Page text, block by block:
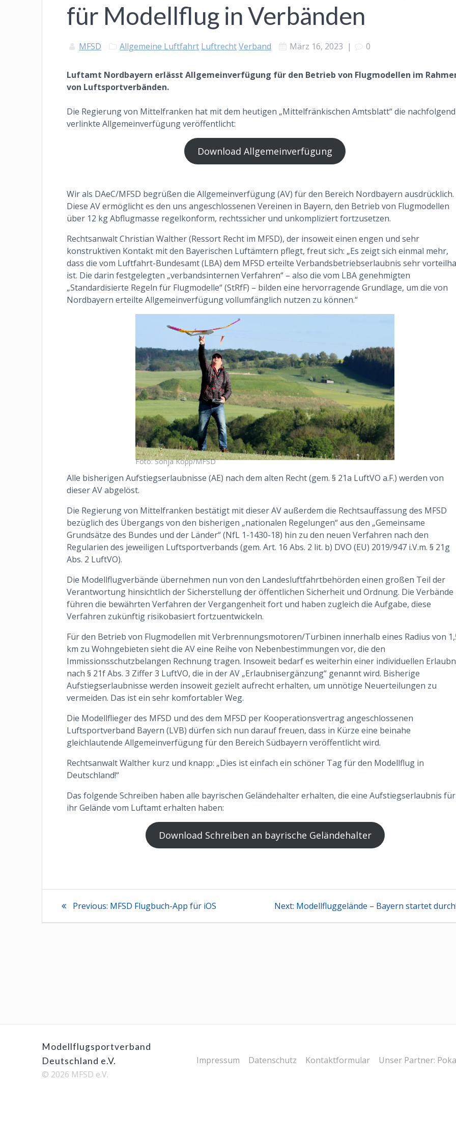
für Modellflug in Verbänden
MFSD Allgemeine Luftfahrt LuftrechtVerband März 16, 2023 | 0
Luftamt Nordbayern erlässt Allgemeinverfügung für den Betrieb von Flugmodellen im
von Luftsportverbänden.
Die Regierung von Mittelfranken hat mit dem heutigen „Mittelfränkischen Amtsblatt“ die nachfolgend
verlinkte Allgemeinverfügung veröffentlicht:
Download Allgemeinverfügung
Wir als DAeC/MFSD begrüßen die Allgemeinverfügung (AV) für den Bereich Nordbayern ausdrücklich.
Diese AV ermöglicht es den uns angeschlossenen Vereinen in Bayern, den Betrieb von Flugmodellen
über 12 kg Abflugmasse regelkonform, rechtssicher und unkompliziert fortzusetzen.
Rechtsanwalt Christian Walther (Ressort Recht im MFSD), der insoweit einen engen und sehr
konstruktiven Kontakt mit den Bayerischen Luftämtern pflegt, freut sich: „Es zeigt sich einmal mehr,
dass die vom Luftfahrt-Bundesamt (LBA) dem MFSD erteilte Verbandsbetriebserlaubnis sehr
ist. Die darin festgelegten „verbandsinternen Verfahren“ – also die vom LBA genehmigten
„Standardisierte Regeln für Flugmodelle“ (StRfF) – bilden eine hervorragende Grundlage, um die von
Nordbayern erteilte Allgemeinverfügung vollumfänglich nutzen zu können.“
Foto: Sonja Kopp/MFSD
Alle bisherigen Aufstiegserlaubnisse (AE) nach dem alten Recht (gem. § 21a LuftVO a.F.) werden von
dieser AV abgelöst.
Die Regierung von Mittelfranken bestätigt mit dieser AV außerdem die Rechtsauffassung des MFSD
bezüglich des Übergangs von den bisherigen „nationalen Regelungen“ aus den „Gemeinsame
Grundsätze des Bundes und der Länder“ (NfL 1-1430-18) hin zu den neuen Verfahren nach den
Regularien des jeweiligen Luftsportverbands (gem. Art. 16 Abs. 2 lit. b) DVO (EU) 2019/947 i.V.m. § 21g
Abs. 2 LuftVO).
Die Modellflugverbände übernehmen nun von den Landesluftfahrtbehörden einen großen Teil der
Verantwortung hinsichtlich der Sicherstellung der öffentlichen Sicherheit und Ordnung. Die Verbände
führen die bewährten Verfahren der Vergangenheit fort und haben zugleich die Aufgabe, diese
Verfahren zukünftig risikobasiert fortzuentwickeln.
Für den Betrieb von Flugmodellen mit Verbrennungsmotoren/Turbinen innerhalb eines Radius von
km zu Wohngebieten sieht die AV eine Reihe von Nebenbestimmungen vor, die den
Immissionsschutzbelangen Rechnung tragen. Insoweit bedarf es weiterhin einer individuellen
nach § 21f Abs. 3 Ziffer 3 LuftVO, die in der AV „Erlaubnisergänzung“ genannt wird. Bisherige
Aufstiegserlaubnisse werden insoweit gezielt aufrecht erhalten, um unnötige Neuerteilungen zu
vermeiden. Das ist ein sehr komfortabler Weg.
Die Modellflieger des MFSD und des dem MFSD per Kooperationsvertrag angeschlossenen
Luftsportverband Bayern (LVB) dürfen sich nun darauf freuen, dass in Kürze eine beinahe
gleichlautende Allgemeinverfügung für den Bereich Südbayern veröffentlicht wird.
Rechtsanwalt Walther kurz und knapp: „Dies ist einfach ein schöner Tag für den Modellflug in
Deutschland!“
Das folgende Schreiben haben alle bayrischen Geländehalter erhalten, die eine Aufstiegserlaubnis für
ihr Gelände vom Luftamt erhalten haben:
Download Schreiben an bayrische Geländehalter
Beitragsnavigation
Previous: Previous
MFSD Flugbuch-App für iOS Next: Next
Modellfluggelände – Bayern startet
Modellflugsportverband
Deutschland e.V.
© 2026 MFSD e.V.
Impressum Datenschutz Kontaktformular Unser Partner: